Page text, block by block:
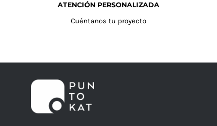
ATENCIÓN PERSONALIZADA
Cuéntanos tu proyecto